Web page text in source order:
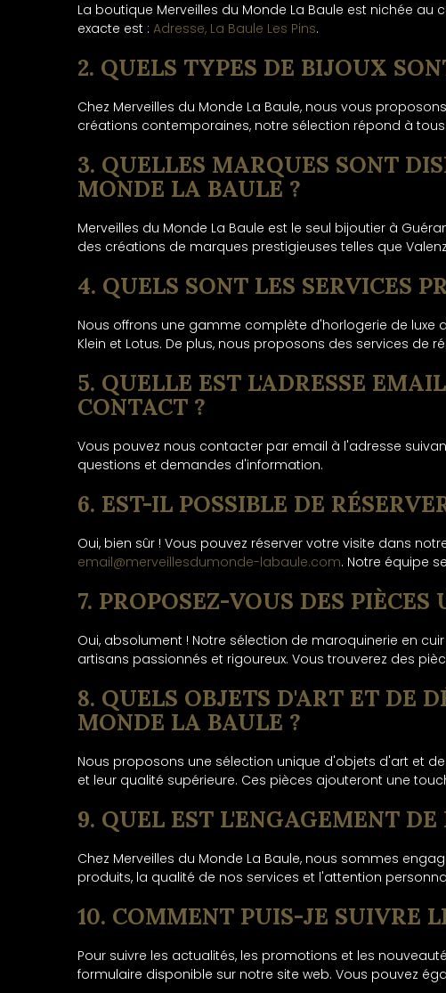
La boutique Merveilles du Monde La Baule est nichée
exacte est : Adresse, La Baule Les Pins.
2. QUELS TYPES DE BIJOUX
Chez Merveilles du Monde La Baule, nous vous
créations contemporaines, notre sélection répond à
3. QUELLES MARQUES SONT
MONDE LA BAULE ?
Merveilles du Monde La Baule est le seul bijoutier à
des créations de marques prestigieuses telles que
4. QUELS SONT LES SERVICES
Nous offrons une gamme complète d'horlogerie de luxe
Klein et Lotus. De plus, nous proposons des services
5. QUELLE EST L'ADRESSE
CONTACT ?
Vous pouvez nous contacter par email à l'adresse
questions et demandes d'information.
6. EST-IL POSSIBLE DE
Oui, bien sûr ! Vous pouvez réserver votre visite dans
email@merveillesdumonde-labaule.com. Notre équipe
7. PROPOSEZ-VOUS DES
Oui, absolument ! Notre sélection de maroquinerie en
artisans passionnés et rigoureux. Vous trouverez des
8. QUELS OBJETS D'ART ET DE
MONDE LA BAULE ?
Nous proposons une sélection unique d'objets d'art et
et leur qualité supérieure. Ces pièces ajouteront une
9. QUEL EST L'ENGAGEMENT
Chez Merveilles du Monde La Baule, nous sommes
produits, la qualité de nos services et l'attention
10. COMMENT PUIS-JE SUIVRE
Pour suivre les actualités, les promotions et les
formulaire disponible sur notre site web. Vous pouvez